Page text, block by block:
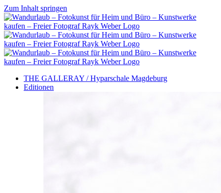
Zum Inhalt springen
THE GALLERAY / Hyparschale Magdeburg
Editionen